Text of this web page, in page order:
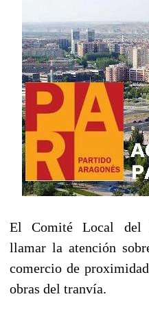
El Comité Local del
llamar la atención
comercio de
obras del tranvía.